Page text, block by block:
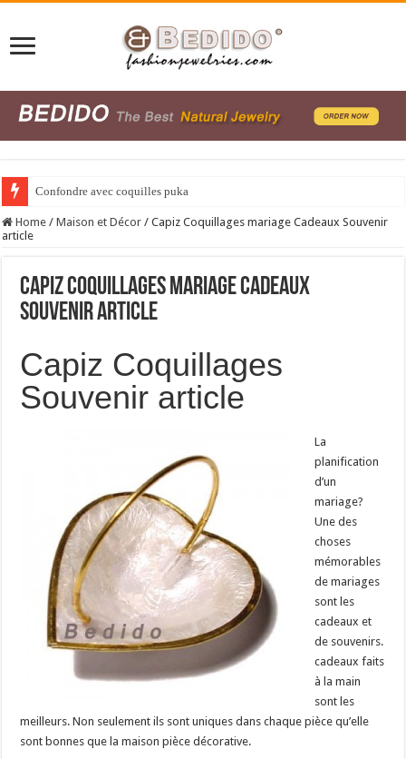
Confondre avec coquilles puka
Home / Maison et Décor / Capiz Coquillages mariage Cadeaux Souvenir
article
Capiz Coquillages mariage Cadeaux
Souvenir article
Capiz Coquillages
Souvenir article
La
planification
d’un
mariage?
Une des
choses
mémorables
de mariages
sont les
cadeaux et
de souvenirs.
cadeaux faits
à la main
sont les
meilleurs. Non seulement ils sont uniques dans chaque pièce qu’elle
sont bonnes que la maison pièce décorative.